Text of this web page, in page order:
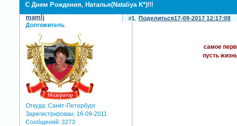
С Днем Рождения, Наталья(Nataliya K*)!!!
Поделиться
1 17-09-2017 12:17:08
mamlj
Долгожитель
Откуда: Санкт-Петербург
Зарегистрирован: 16-09-2011
Сообщений: 3273
самое
пусть